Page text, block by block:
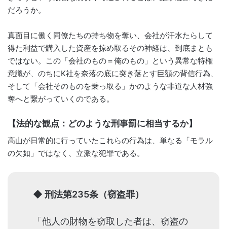
だろうか。
真面目に働く同僚たちの持ち物を奪い、会社が汗水たらして
得た利益で購入した資産を掠め取るその神経は、到底まとも
ではない。この「会社のもの＝俺のもの」という異常な特権
意識が、のちにK社を奈落の底に突き落とす巨額の背信行為、
そして「会社そのものを乗っ取る」かのような非道な人材強
奪へと繋がっていくのである。
【法的な観点：どのような刑事罰に相当するか】
高山が日常的に行っていたこれらの行為は、単なる「モラル
の欠如」ではなく、立派な犯罪である。
◆ 刑法第235条（窃盗罪）
「他人の財物を窃取した者は、窃盗の